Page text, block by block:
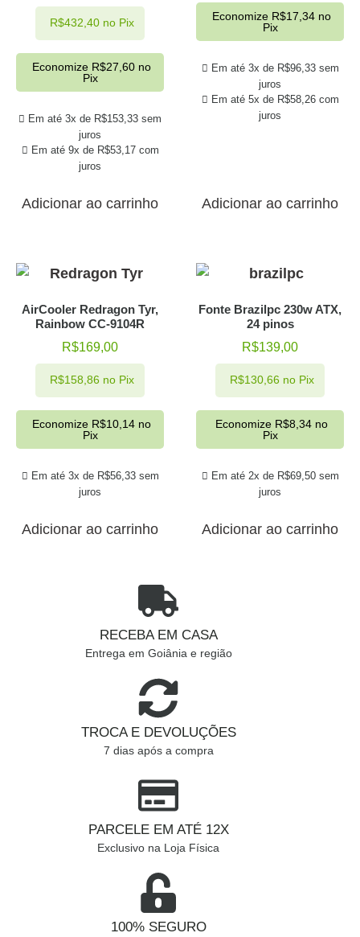
Em até 3x de R$153,33 sem
juros
Em até 9x de R$53,17com
juros
R$432,40 no Pix
Economize R$27,60 no
Pix
Adicionar ao carrinho
Em até 3x de R$96,33sem
juros
Em até 5x de R$58,26com
juros
Economize R$17,34 no
Pix
Adicionar ao carrinho
AirCooler Redragon Tyr,
Rainbow CC-9104R
R$169,00
Em até 3x de R$56,33sem
juros
R$158,86 no Pix
Economize R$10,14 no
Pix
Adicionar ao carrinho
Fonte Brazilpc 230w ATX,
24 pinos
R$139,00
Em até 2x de R$69,50sem
juros
R$130,66 no Pix
Economize R$8,34 no
Pix
Adicionar ao carrinho
RECEBA EM CASA
Entrega em Goiânia e região
TROCA E DEVOLUÇÕES
7 dias após a compra
PARCELE EM ATÉ 12X
Exclusivo na Loja Física
100% SEGURO